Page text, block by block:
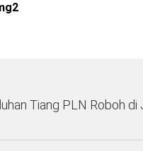
Tiang PLN Roboh di